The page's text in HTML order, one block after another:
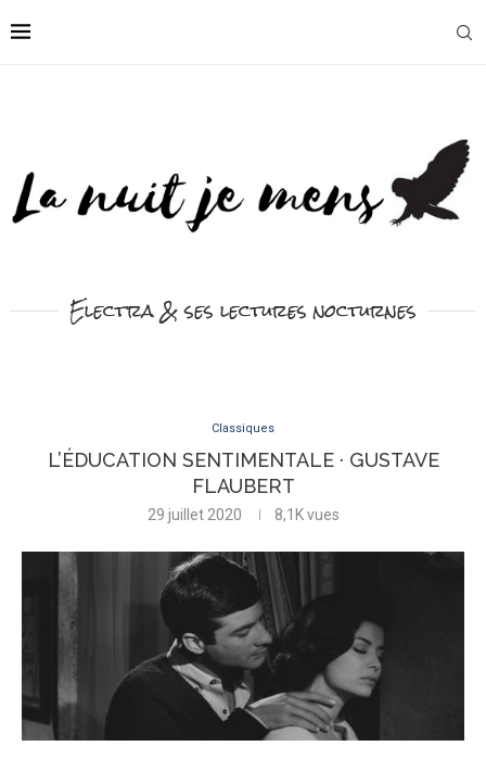
Electra & ses lectures nocturnes
Classiques
L’ÉDUCATION SENTIMENTALE · GUSTAVE
FLAUBERT
29 juillet 2020 8,1Kvues